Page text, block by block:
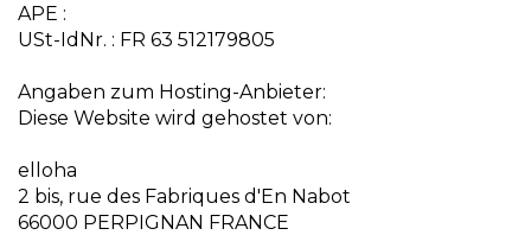
APE :
USt-IdNr. : FR 63 512179805
Angaben zum Hosting-Anbieter:
Diese Website wird gehostet von:
elloha
2 bis, rue des Fabriques d'En Nabot
66000 PERPIGNAN FRANCE